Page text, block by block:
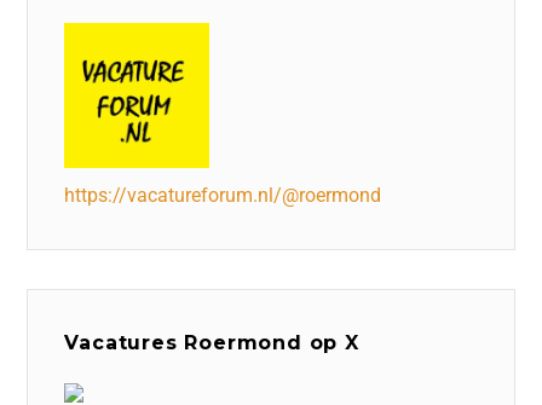
https://vacatureforum.nl/@roermond
Vacatures Roermond op X